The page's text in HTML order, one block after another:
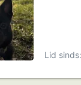
Lid sinds